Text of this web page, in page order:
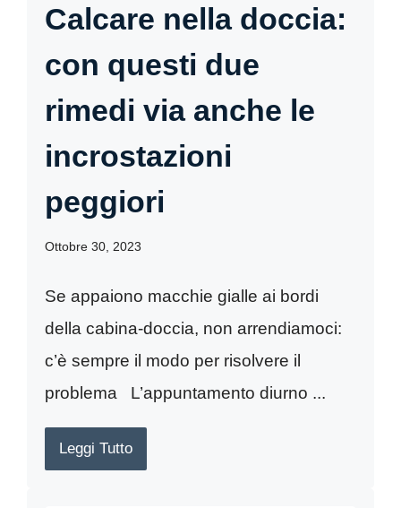
Calcare nella doccia:
con questi due
rimedi via anche le
incrostazioni
peggiori
Ottobre 30, 2023
Se appaiono macchie gialle ai bordi
della cabina-doccia, non arrendiamoci:
c’è sempre il modo per risolvere il
problema L’appuntamento diurno ...
Leggi Tutto